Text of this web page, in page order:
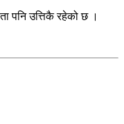
पनि उत्तिकै रहेको छ ।